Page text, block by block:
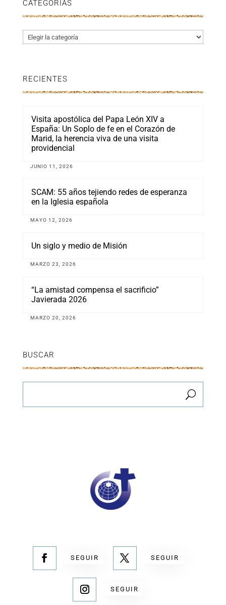
CATEGORÍAS
Categorías
RECIENTES
Visita apostólica del Papa León XIV a
España: Un Soplo de fe en el Corazón de
Marid, la herencia viva de una visita
providencial
JUNIO 11, 2026
SCAM: 55 años tejiendo redes de esperanza
en la Iglesia española
MAYO 12, 2026
Un siglo y medio de Misión
MARZO 23, 2026
“La amistad compensa el sacrificio”
Javierada 2026
MARZO 20, 2026
BUSCAR
SEGUIR SEGUIR
SEGUIR